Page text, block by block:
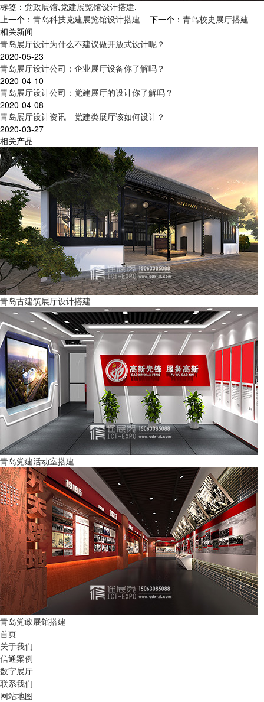
标签： 党政展馆,党建展览馆设计搭建,
上一个： 青岛科技党建展览馆设计搭建 下一个： 青岛校史展厅搭建
相关新闻
青岛展厅设计为什么不建议做开放式设计呢？
2020-05-23
青岛展厅设计公司；企业展厅设备你了解吗？
2020-04-10
青岛展厅设计公司：党建展厅的设计你了解吗？
2020-04-08
青岛展厅设计资讯—党建类展厅该如何设计？
2020-03-27
相关产品
青岛古建筑展厅设计搭建
青岛党建活动室搭建
青岛党政展馆搭建
首页
关于我们
信通案例
数字展厅
联系我们
网站地图